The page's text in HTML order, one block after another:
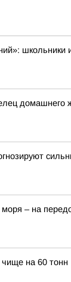
школьники
домашнего
– на
на 60 тонн